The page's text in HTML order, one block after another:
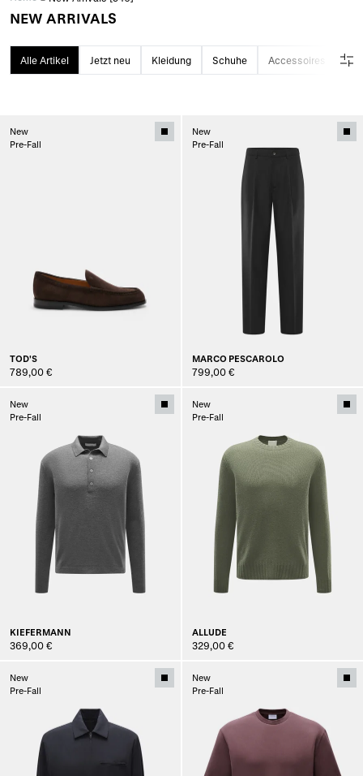
NEW ARRIVALS
Alle Artikel Jetzt neu Kleidung Schuhe Accessoires
New
Pre-Fall
TOD'S
789,00 €
New
Pre-Fall
MARCO PESCAROLO
799,00 €
New
Pre-Fall
KIEFERMANN
369,00 €
New
Pre-Fall
ALLUDE
329,00 €
New
Pre-Fall
New
Pre-Fall